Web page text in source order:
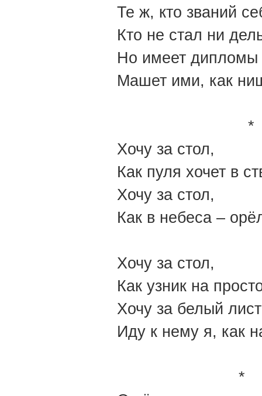
Те ж, кто званий
Кто не стал ни
Но имеет дипломы
Машет ими,
*
Хочу за стол,
Как пуля хочет в
Хочу за стол,
Как в небеса –
Хочу за стол,
Как узник на
Хочу за белый
Иду к нему я, как
*